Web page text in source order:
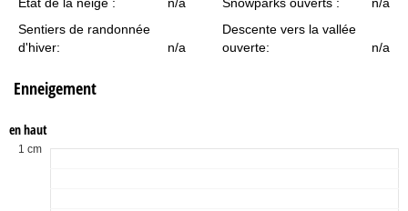
Sentiers de randonnée
d'hiver:
n/a
Descente vers la vallée
ouverte:
n/a
Enneigement
en haut
1 cm